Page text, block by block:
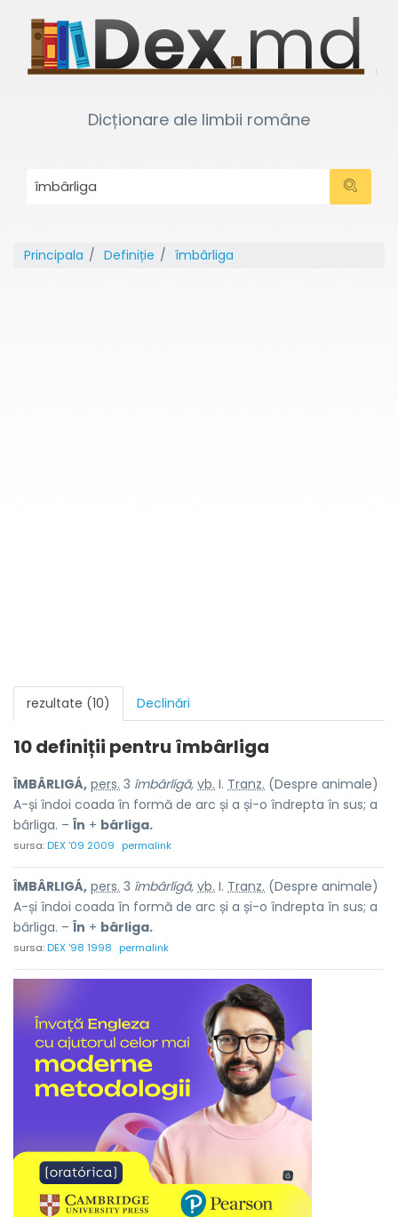
Dicționare ale limbii române
Principala Definiție îmbârliga
rezultate (10) Declinări
10 definiții pentru îmbârliga
ÎMBÂRLIGÁ, pers. 3 îmbârlígă, vb. I. Tranz. (Despre animale)
A-și îndoi coada în formă de arc și a și-o îndrepta în sus; a
bârliga. – În + bârliga.
sursa:DEX '09 2009 permalink
ÎMBÂRLIGÁ, pers. 3 îmbârlígă, vb. I. Tranz. (Despre animale)
A-și îndoi coada în formă de arc și a și-o îndrepta în sus; a
bârliga. – În + bârliga.
sursa:DEX '98 1998 permalink